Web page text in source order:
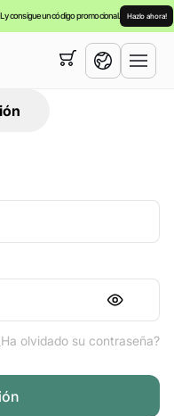
y consigue un código promocional. Hazlo ahora!
olvidado su contraseña?